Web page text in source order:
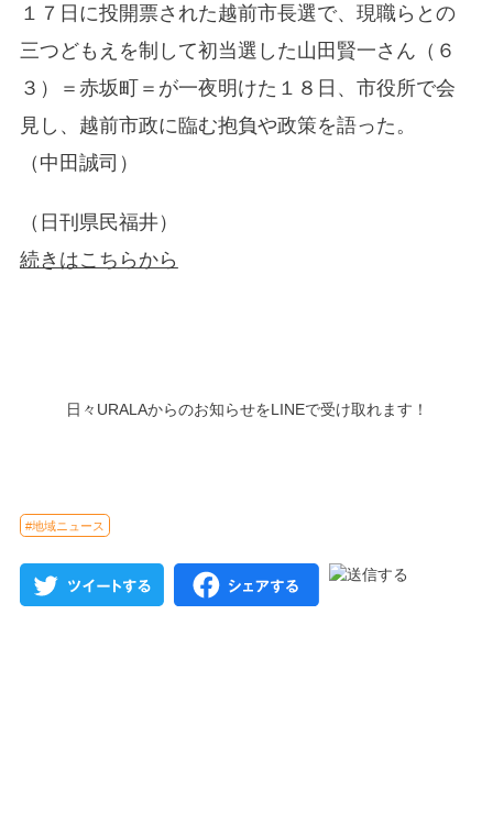
１７日に投開票された越前市長選で、現職らとの
三つどもえを制して初当選した山田賢一さん（６
３）＝赤坂町＝が一夜明けた１８日、市役所で会
見し、越前市政に臨む抱負や政策を語った。
（中田誠司）
（日刊県民福井）
続きはこちらから
日々URALAからのお知らせをLINEで受け取れます！
#地域ニュース